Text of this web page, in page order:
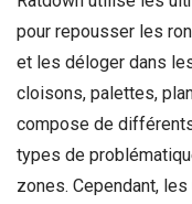
pour repousser les
et les déloger dans
cloisons, palettes,
compose de
types de
zones. Cependant,